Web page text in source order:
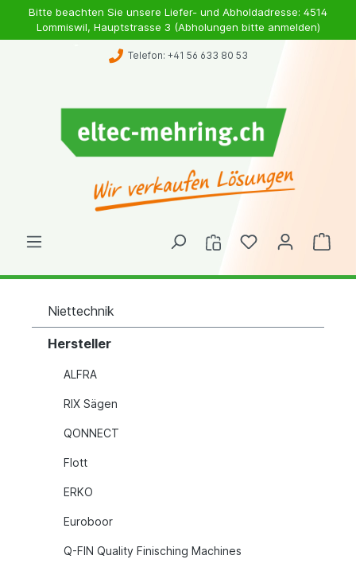
Bitte beachten Sie unsere Liefer- und Abholdadresse: 4514
Lommiswil, Hauptstrasse 3 (Abholungen bitte anmelden)
Telefon: +41 56 633 80 53
Niettechnik
Hersteller
ALFRA
RIX Sägen
QONNECT
Flott
ERKO
Euroboor
Q-FIN Quality Finisching Machines